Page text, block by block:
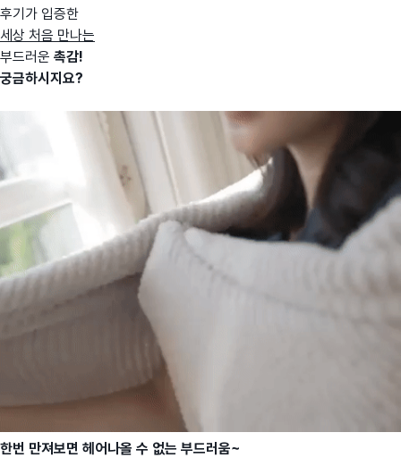
후기가 입증한
세상 처음 만나는
부드러운 촉감!
궁금하시지요?
한번 만져보면 헤어나올 수 없는 부드러움~